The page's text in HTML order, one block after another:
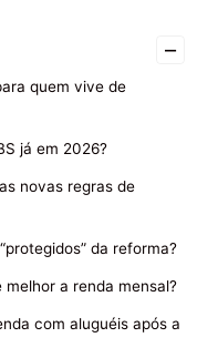
–
quem vive de
já em 2026?
novas regras de
da reforma?
a renda mensal?
com aluguéis após a